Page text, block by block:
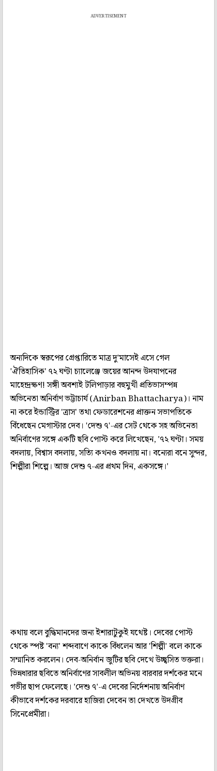
ADVERTISEMENT
অন্যদিকে স্বরূপের গ্রেপ্তারিতে মাত্র দু'মাসেই এসে গেল
'ঐতিহাসিক' ৭২ ঘণ্টা চ্যালেঞ্জে জয়ের আনন্দ উদযাপনের
মাহেন্দ্রক্ষণ! সঙ্গী অবশ্যই টলিপাড়ার বহুমুখী প্রতিভাসম্পন্ন
অভিনেতা অনির্বাণ ভট্টাচার্য (Anirban Bhattacharya)। নাম
না করে ইন্ডাস্ট্রির 'ত্রাস' তথা ফেডারেশনের প্রাক্তন সভাপতিকে
বিঁধেছেন মেগাস্টার দেব। 'দেশু ৭'-এর সেট থেকে সহ অভিনেতা
অনির্বাণের সঙ্গে একটি ছবি পোস্ট করে লিখেছেন, '৭২ ঘণ্টা। সময়
বদলায়, বিশ্বাস বদলায়, সত‍্যি কখনও বদলায় না। বন‍্যেরা বনে সুন্দর,
শিল্পীরা শিল্পে। আজ দেশু ৭-এর প্রথম দিন, একসঙ্গে।'
কথায় বলে বুদ্ধিমানদের জন্য ইশারাটুকুই যথেষ্ট। দেবের পোস্ট
থেকে স্পষ্ট 'বন্য' শব্দবাণে কাকে বিঁধলেন আর 'শিল্পী' বলে কাকে
সম্মানিত করলেন। দেব-অনির্বান জুটির ছবি দেখে উচ্ছ্বসিত ভক্তরা।
ভিন্নধারার ছবিতে অনির্বাণের সাবলীল অভিনয় বারবার দর্শকের মনে
গভীর ছাপ ফেলেছে। 'দেশু ৭'-এ দেবের নির্দেশনায় অনির্বাণ
কীভাবে দর্শকের দরবারে হাজিরা দেবেন তা দেখতে উদগ্রীব
সিনেপ্রেমীরা।